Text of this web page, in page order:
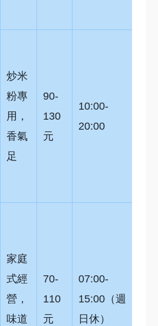
炒米
粉專
用，
香氣
足
90-
130
元
10:00-
20:00
家庭
式經
營，
味道
70-
110
元
07:00-
15:00（週
日休）